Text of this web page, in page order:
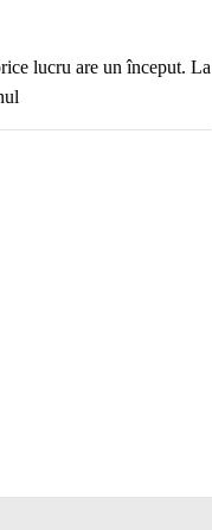
lucru are un început. La